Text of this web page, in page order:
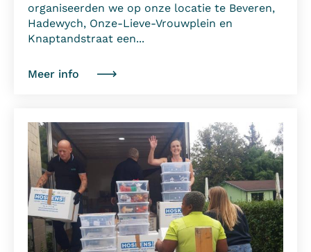
organiseerden we op onze locatie te Beveren,
Hadewych, Onze-Lieve-Vrouwplein en
Knaptandstraat een...
Meer info